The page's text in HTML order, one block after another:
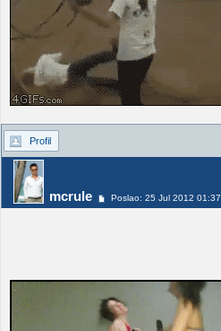
Profil
mcrule Poslao: 25 Jul 2012 01:37